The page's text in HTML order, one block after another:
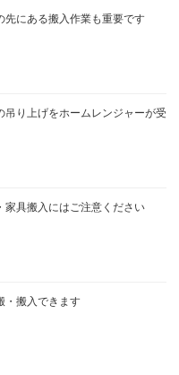
先にある搬入作業も重要です
吊り上げをホームレンジャーが受
家具搬入にはご注意ください
・搬入できます